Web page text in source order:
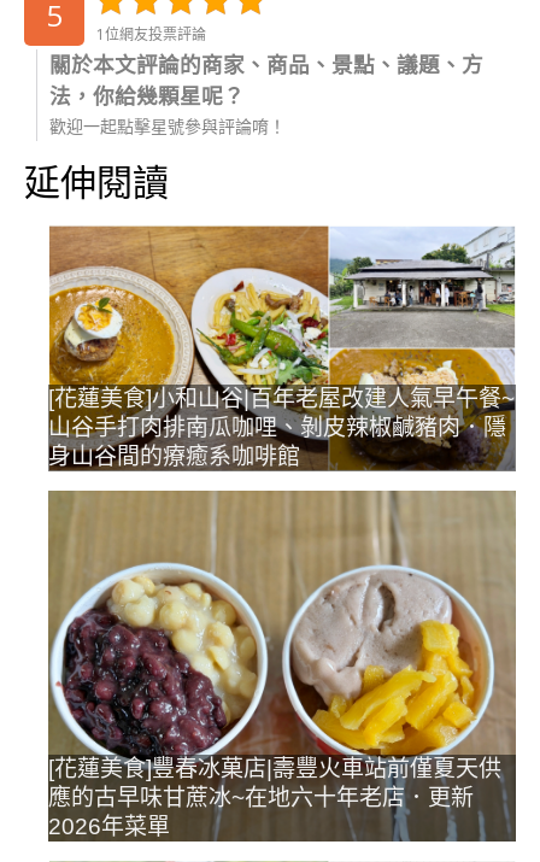
5 1位網友投票評論
關於本文評論的商家、商品、景點、議題、方
法，你給幾顆星呢？
歡迎一起點擊星號參與評論唷！
延伸閱讀
[花蓮美食]小和山谷|百年老屋改建人氣早午餐~
山谷手打肉排南瓜咖哩、剝皮辣椒鹹豬肉．隱
身山谷間的療癒系咖啡館
[花蓮美食]豐春冰菓店|壽豐火車站前僅夏天供
應的古早味甘蔗冰~在地六十年老店．更新
2026年菜單